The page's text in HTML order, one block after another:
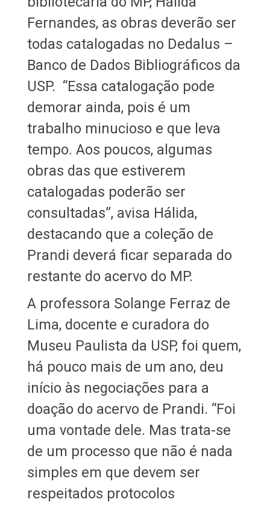
Fernandes, as obras deverão ser
todas catalogadas no Dedalus –
Banco de Dados Bibliográficos da
USP. “Essa catalogação pode
demorar ainda, pois é um
trabalho minucioso e que leva
tempo. Aos poucos, algumas
obras das que estiverem
catalogadas poderão ser
consultadas”, avisa Hálida,
destacando que a coleção de
Prandi deverá ficar separada do
restante do acervo do MP.
A professora Solange Ferraz de
Lima, docente e curadora do
Museu Paulista da USP, foi quem,
há pouco mais de um ano, deu
início às negociações para a
doação do acervo de Prandi. “Foi
uma vontade dele. Mas trata-se
de um processo que não é nada
simples em que devem ser
respeitados protocolos